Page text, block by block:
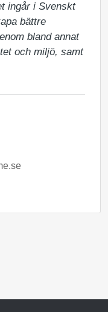
ingår i Svenskt
bättre
bland annat
och miljö, samt